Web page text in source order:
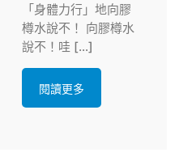
「身體力行」地向膠
樽水說不！ 向膠樽水
說不！哇 […]
閱讀更多